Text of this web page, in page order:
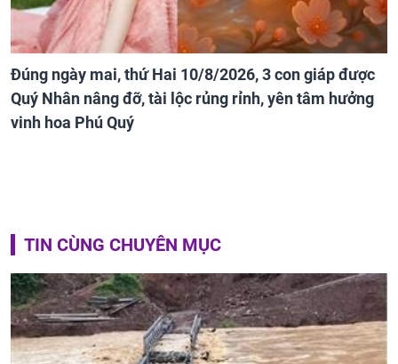
Đúng ngày mai, thứ Hai 10/8/2026, 3 con giáp được
Quý Nhân nâng đỡ, tài lộc rủng rỉnh, yên tâm hưởng
vinh hoa Phú Quý
TIN CÙNG CHUYÊN MỤC